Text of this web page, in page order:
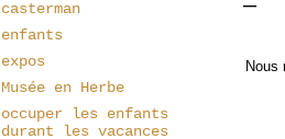
casterman
enfants
expos
Musée en Herbe
occuper les enfants
durant les vacances
Nous